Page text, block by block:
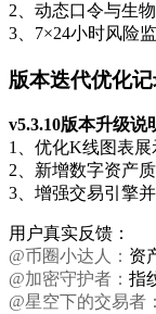
2、动态口令与生
3、7×24小时风险
版本迭代优化
v5.3.10版本升级说
1、优化K线图表
2、新增数字资产
3、增强交易引擎
用户真实反馈：
@币圈小达人： 资
@加密守护者： 指
@星空下的交易者：